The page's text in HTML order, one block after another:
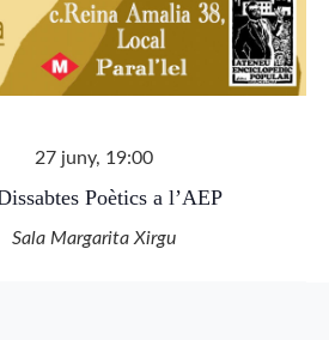
27 juny, 19:00
Poètics a l’AEP
Sala Margarita Xirgu